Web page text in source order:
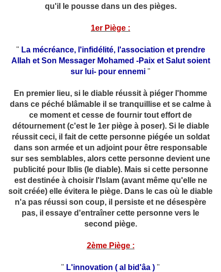
qu'il le pousse dans un des pièges.
1er Piège :
" La mécréance, l'infidélité, l'association et prendre
Allah et Son Messager Mohamed -Paix et Salut soient
sur lui- pour ennemi "
En premier lieu, si le diable réussit à piéger l'homme
dans ce péché blâmable il se tranquillise et se calme à
ce moment et cesse de fournir tout effort de
détournement (c'est le 1er piège à poser). Si le diable
réussit ceci, il fait de cette personne piégée un soldat
dans son armée et un adjoint pour être responsable
sur ses semblables, alors cette personne devient une
publicité pour Iblis (le diable). Mais si cette personne
est destinée à choisir l'Islam (avant même qu'elle ne
soit créée) elle évitera le piège. Dans le cas où le diable
n'a pas réussi son coup, il persiste et ne désespère
pas, il essaye d'entraîner cette personne vers le
second piège.
2ème Piège :
" L'innovation ( al bid'âa ) "